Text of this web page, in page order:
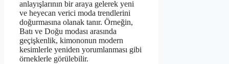
anlayışlarının bir araya gelerek yeni
ve heyecan verici moda trendlerini
doğurmasına olanak tanır. Örneğin,
Batı ve Doğu modası arasında
geçişkenlik, kimononun modern
kesimlerle yeniden yorumlanması gibi
örneklerle görülebilir.